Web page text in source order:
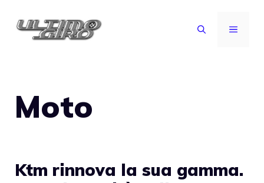
MENU
Moto
Ktm rinnova la sua gamma.